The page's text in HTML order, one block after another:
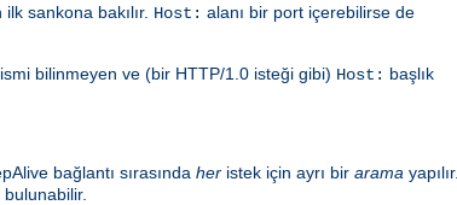
sankona bakılır. Host: alanı bir port içerebilirse de
bilinmeyen ve (bir HTTP/1.0 isteği gibi) Host: başlık
bağlantı sırasında her istek için ayrı bir arama yapılır.